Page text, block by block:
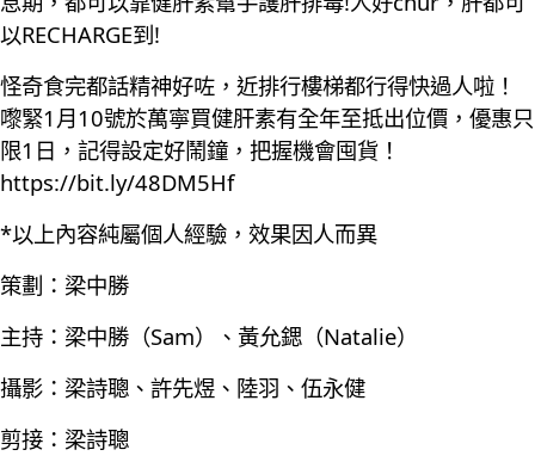
以RECHARGE到!
怪奇食完都話精神好咗，近排行樓梯都行得快過人啦！
嚟緊1月10號於萬寧買健肝素有全年至抵出位價，優惠只
限1日，記得設定好鬧鐘，把握機會囤貨！
https://bit.ly/48DM5Hf
*以上內容純屬個人經驗，效果因人而異
策劃：梁中勝
主持：梁中勝（Sam）、黃允鍶（Natalie）
攝影：梁詩聰、許先煜、陸羽、伍永健
剪接：梁詩聰